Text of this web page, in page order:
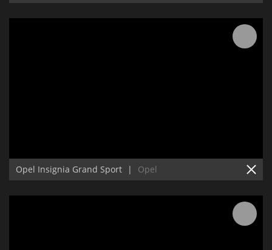
Opel Insignia Grand Sport | Opel